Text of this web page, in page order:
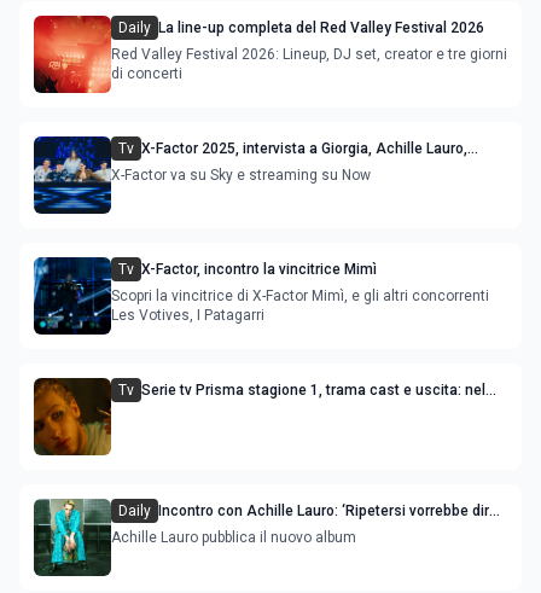
Daily La line-up completa del Red Valley Festival 2026
Red Valley Festival 2026: Lineup, DJ set, creator e tre giorni
di concerti
Tv X-Factor 2025, intervista a Giorgia, Achille Lauro,
Francesco Gabbani e ai giudici
X-Factor va su Sky e streaming su Now
Tv X-Factor, incontro la vincitrice Mimì
Scopri la vincitrice di X-Factor Mimì, e gli altri concorrenti
Les Votives, I Patagarri
Tv Serie tv Prisma stagione 1, trama cast e uscita: nel
Daily Incontro con Achille Lauro: ‘Ripetersi vorrebbe dire
ristagnare’
Achille Lauro pubblica il nuovo album